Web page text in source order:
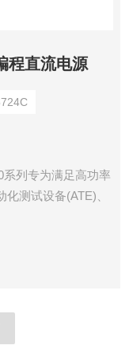
程直流电源
列专为满足高功率
测试设备(ATE)、
适应各种测试
间内提供*功率输